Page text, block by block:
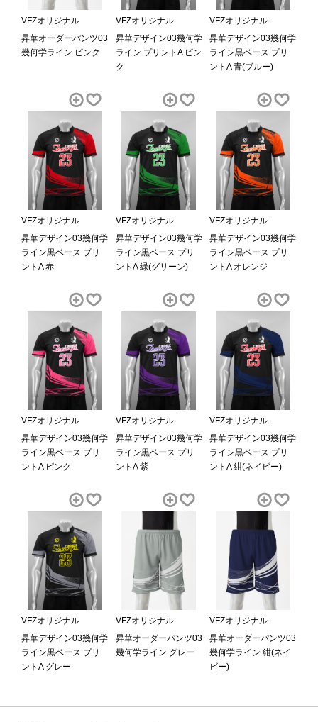
VFZオリジナル
昇華オーダーパンツ03
幾何学ライン ピンク
VFZオリジナル
昇華デザイン03幾何学
ライン プリントA ピン
ク
VFZオリジナル
昇華デザイン03幾何学
ライン黒ベース プリ
ントA 青(ブルー)
VFZオリジナル
昇華デザイン03幾何学
ライン黒ベース プリ
ントA 赤
VFZオリジナル
昇華デザイン03幾何学
ライン黒ベース プリ
ントA 緑(グリーン)
VFZオリジナル
昇華デザイン03幾何学
ライン黒ベース プリ
ントA オレンジ
VFZオリジナル
昇華デザイン03幾何学
ライン黒ベース プリ
ントA ピンク
VFZオリジナル
昇華デザイン03幾何学
ライン黒ベース プリ
ントA 紫
VFZオリジナル
昇華デザイン03幾何学
ライン黒ベース プリ
ントA 紺(ネイビー)
VFZオリジナル
昇華デザイン03幾何学
ライン黒ベース プリ
ントA グレー
VFZオリジナル
昇華オーダーパンツ03
幾何学ライン グレー
VFZオリジナル
昇華オーダーパンツ03
幾何学ライン 紺(ネイ
ビー)